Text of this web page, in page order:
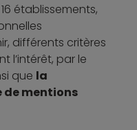
établissements,
différents critères
l’intérêt, par le
que la
de mentions